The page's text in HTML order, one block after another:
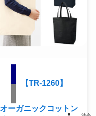
【TR-1260】
オーガニックコットン